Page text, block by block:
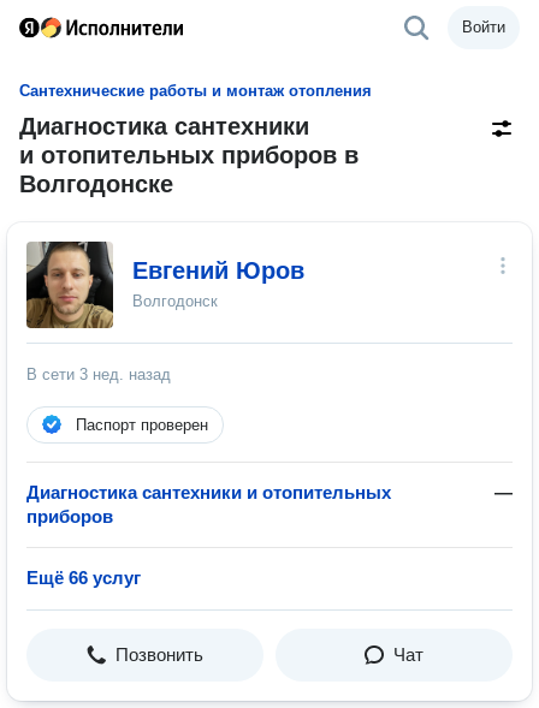
Войти
Сантехнические работы и монтаж отопления
Диагностика сантехники
и отопительных приборов в
Волгодонске
Евгений Юров
Волгодонск
В сети 3 нед. назад
Паспорт проверен
Диагностика сантехники и отопительных
приборов
—
Ещё 66 услуг
Позвонить Чат